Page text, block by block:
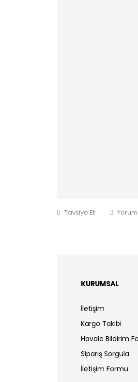
Tavsiye Et
KURUMSAL
İletişim
Kargo Takibi
Havale Bildirim
Sipariş Sorgula
İletişim Formu